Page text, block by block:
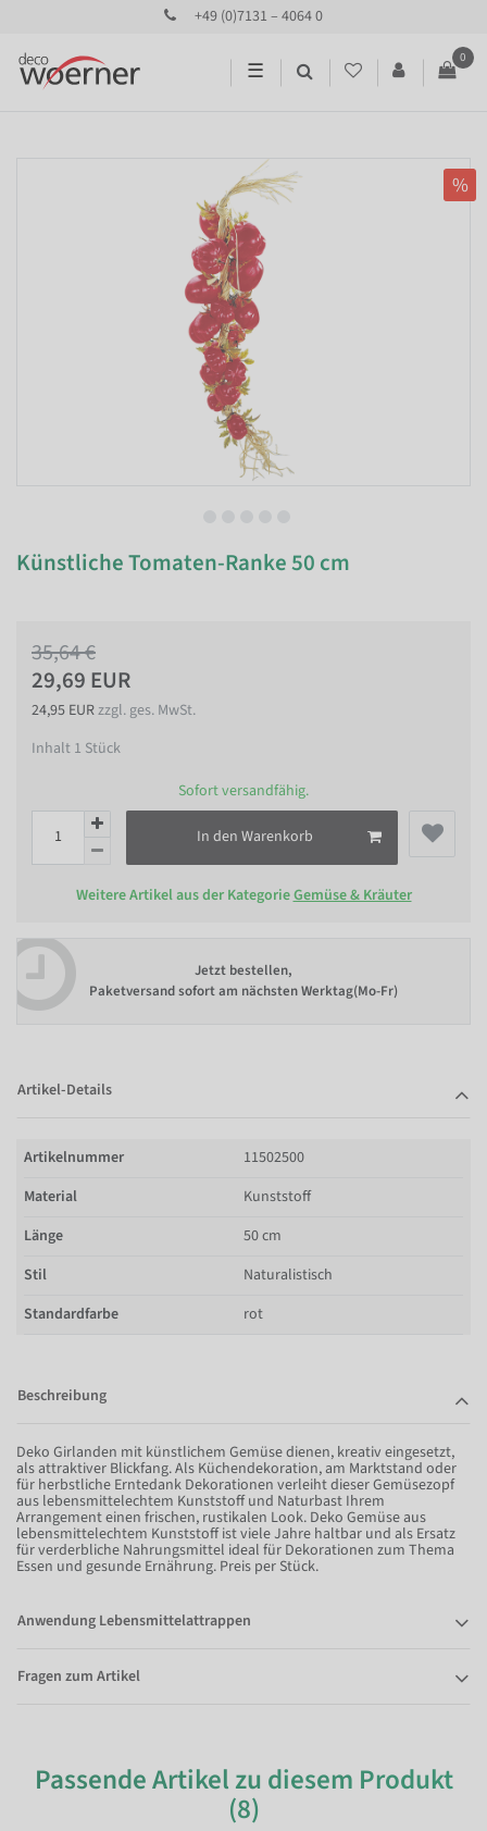
+49 (0)7131 – 4064 0
☰
0
%
Künstliche Tomaten-Ranke 50 cm
35,64 €
29,69 EUR
24,95 EURzzgl. ges. MwSt.
Inhalt 1 Stück
Sofort versandfähig.
In den Warenkorb
Weitere Artikel aus der KategorieGemüse & Kräuter
Jetzt bestellen,
Paketversand sofort am nächsten Werktag(Mo-Fr)
Artikel-Details
Artikelnummer
11502500
Material
Kunststoff
Länge
50 cm
Stil
Naturalistisch
Standardfarbe
rot
Beschreibung
Deko Girlanden mit künstlichem Gemüse dienen, kreativ eingesetzt,
als attraktiver Blickfang. Als Küchendekoration, am Marktstand oder
für herbstliche Erntedank Dekorationen verleiht dieser Gemüsezopf
aus lebensmittelechtem Kunststoff und Naturbast Ihrem
Arrangement einen frischen, rustikalen Look. Deko Gemüse aus
lebensmittelechtem Kunststoff ist viele Jahre haltbar und als Ersatz
für verderbliche Nahrungsmittel ideal für Dekorationen zum Thema
Essen und gesunde Ernährung. Preis per Stück.
Anwendung Lebensmittelattrappen
Fragen zum Artikel
Passende Artikel zu diesem Produkt
(8)